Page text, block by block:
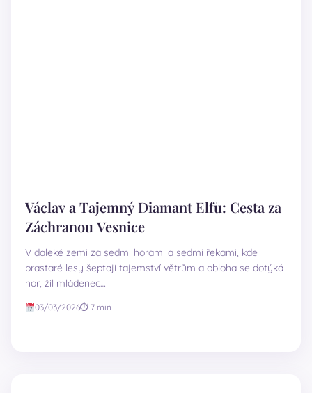
Václav a Tajemný Diamant Elfů: Cesta za
Záchranou Vesnice
V daleké zemi za sedmi horami a sedmi řekami, kde
prastaré lesy šeptají tajemství větrům a obloha se dotýká
hor, žil mládenec…
03/03/2026⏱ 7 min